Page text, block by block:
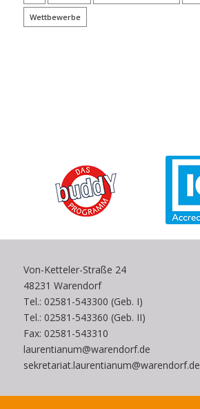
Wettbewerbe
Von-Ketteler-Straße 24
48231 Warendorf
Tel.: 02581-543300 (Geb. I)
Tel.: 02581-543360 (Geb. II)
Fax: 02581-543310
laurentianum@warendorf.de
sekretariat.laurentianum@warendorf.de